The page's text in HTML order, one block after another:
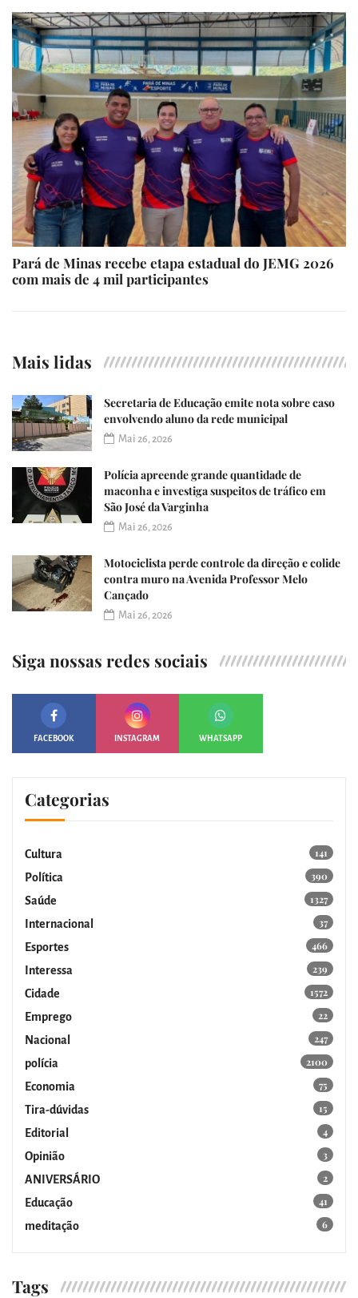
Pará de Minas recebe etapa estadual do JEMG 2026
com mais de 4 mil participantes
Mais lidas
Secretaria de Educação emite nota sobre caso
envolvendo aluno da rede municipal
Mai 26, 2026
Polícia apreende grande quantidade de
maconha e investiga suspeitos de tráfico em
São José da Varginha
Mai 26, 2026
Motociclista perde controle da direção e colide
contra muro na Avenida Professor Melo
Cançado
Mai 26, 2026
Siga nossas redes sociais
FACEBOOK INSTAGRAM WHATSAPP
Categorias
Cultura
141
Política
390
Saúde
1327
Internacional
37
Esportes
466
Interessa
239
Cidade
1572
Emprego
22
Nacional
247
polícia
2100
Economia
75
Tira-dúvidas
15
Editorial
4
Opinião
3
ANIVERSÁRIO
2
Educação
41
meditação
6
Tags